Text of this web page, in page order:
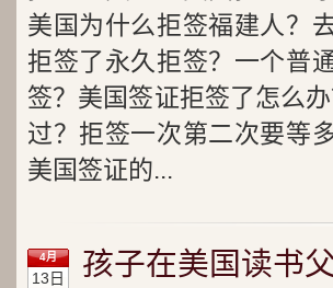
美国为什么拒签福建人？
拒签了永久拒签？一个普
签？美国签证拒签了怎么
过？拒签一次第二次要等
美国签证的...
4月
13日 孩子在美国读书